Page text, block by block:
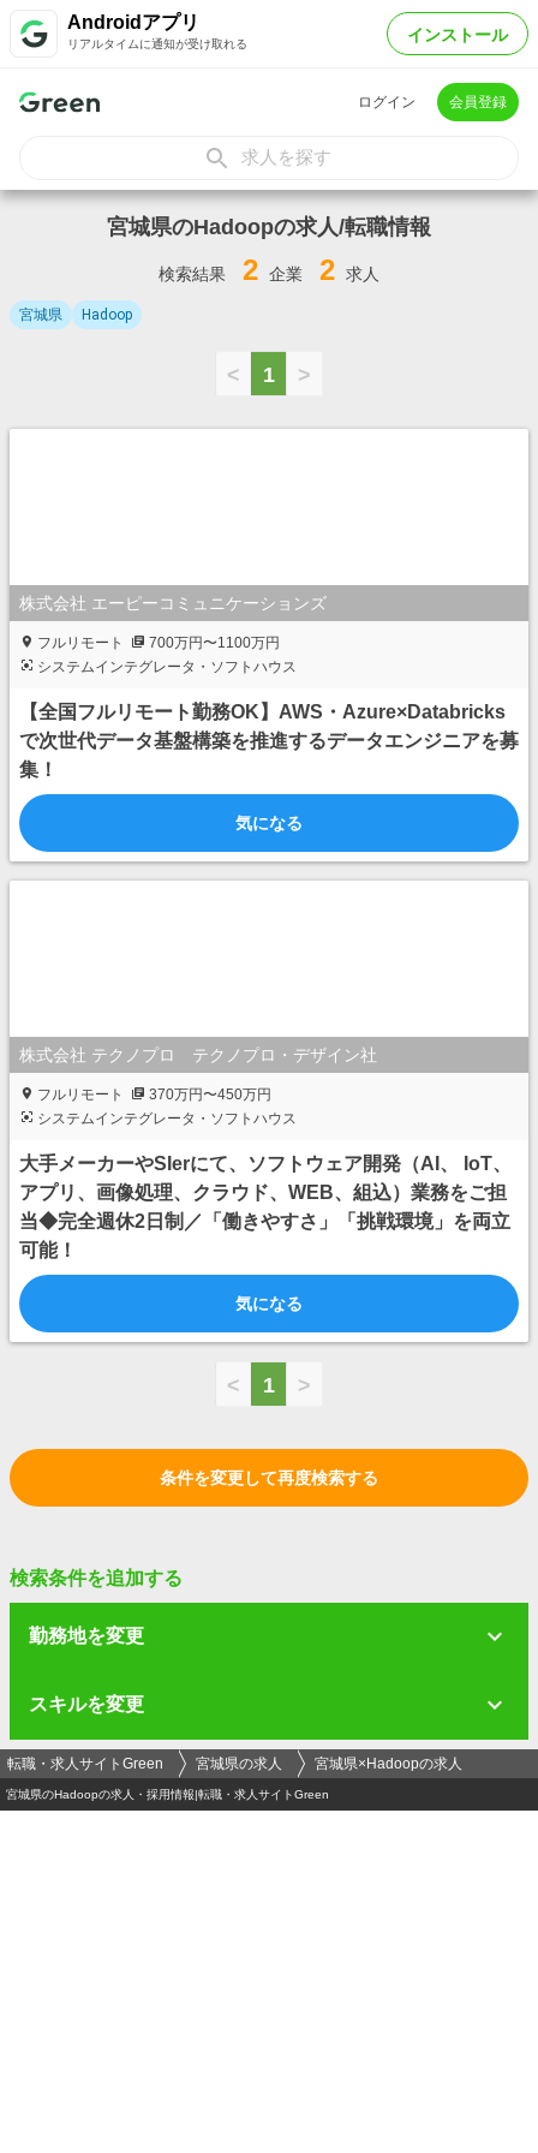
Androidアプリ
リアルタイムに通知が受け取れる インストール
ログイン 会員登録
求人を探す
宮城県のHadoopの求人/転職情報
検索結果 2 企業 2 求人
宮城県 Hadoop
< 1 >
株式会社 エーピーコミュニケーションズ
フルリモート
700万円〜1100万円
システムインテグレータ・ソフトハウス
【全国フルリモート勤務OK】AWS・Azure×Databricks
で次世代データ基盤構築を推進するデータエンジニアを募
集！
気になる
株式会社 テクノプロ テクノプロ・デザイン社
フルリモート
370万円〜450万円
システムインテグレータ・ソフトハウス
大手メーカーやSIerにて、ソフトウェア開発（AI、 IoT、
アプリ、画像処理、クラウド、WEB、組込）業務をご担
当◆完全週休2日制／「働きやすさ」「挑戦環境」を両立
可能！
気になる
< 1 >
条件を変更して再度検索する
検索条件を追加する
勤務地を変更
スキルを変更
転職・求人サイトGreen 宮城県の求人 宮城県×Hadoopの求人
宮城県のHadoopの求人・採用情報|転職・求人サイトGreen